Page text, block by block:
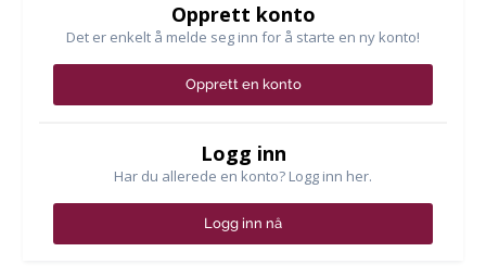
Opprett konto
Det er enkelt å melde seg inn for å starte en ny konto!
Opprett en konto
Logg inn
Har du allerede en konto? Logg inn her.
Logg inn nå